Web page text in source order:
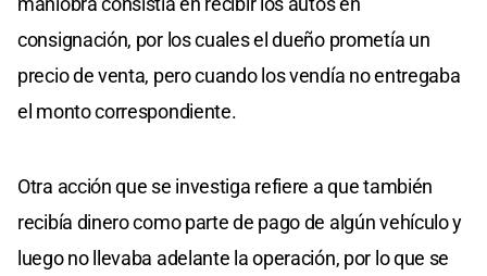
consignación, por los cuales el dueño prometía un
precio de venta, pero cuando los vendía no entregaba
el monto correspondiente.
Otra acción que se investiga refiere a que también
recibía dinero como parte de pago de algún vehículo y
luego no llevaba adelante la operación, por lo que se